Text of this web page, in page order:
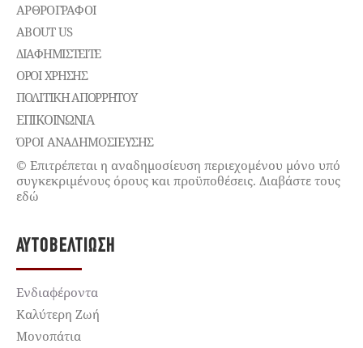
ΑΡΘΡΟΓΡΑΦΟΙ
ABOUT US
ΔΙΑΦΗΜΙΣΤΕΊΤΕ
ΌΡΟΙ ΧΡΉΣΗΣ
ΠΟΛΙΤΙΚΉ ΑΠΟΡΡΉΤΟΥ
ΕΠΙΚΟΙΝΩΝΊΑ
ΌΡΟΙ ΑΝΑΔΗΜΟΣΙΕΥΣΗΣ
© Επιτρέπεται η αναδημοσίευση περιεχομένου μόνο υπό
συγκεκριμένους όρους και προϋποθέσεις. Διαβάστε τους
εδώ
ΑΥΤΟΒΕΛΤΊΩΣΗ
Ενδιαφέροντα
Καλύτερη Ζωή
Μονοπάτια